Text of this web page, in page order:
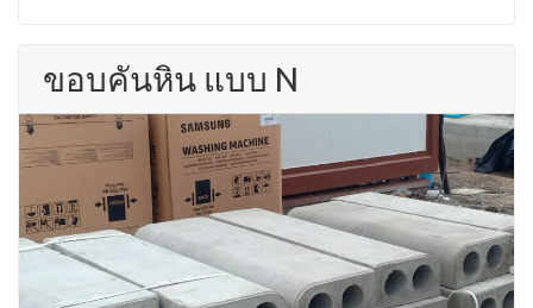
ขอบคันหิน แบบ N